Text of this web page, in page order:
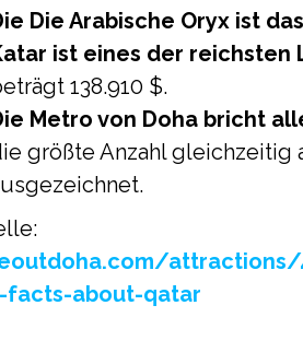
Die Arabische Oryx ist
ist eines der reichsten
138.910 $.
Metro von Doha bricht
größte Anzahl gleichzeitig
attractions/
facts-about-qatar